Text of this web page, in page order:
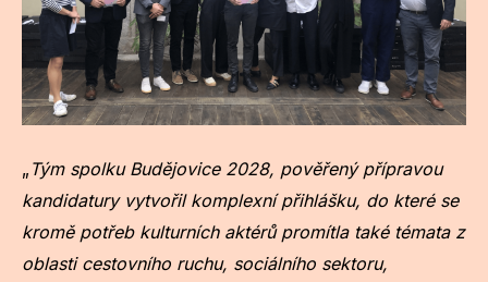
„ Tým spolku Budějovice 2028, pověřený přípravou
kandidatury vytvořil komplexní přihlášku, do které se
kromě potřeb kulturních aktérů promítla také témata z
oblasti cestovního ruchu, sociálního sektoru,